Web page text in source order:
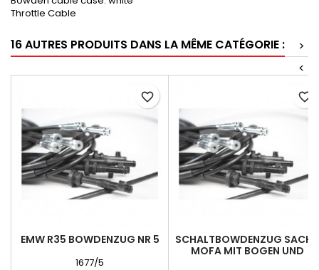
Throttle Cable
16 AUTRES PRODUITS DANS LA MÊME CATÉGORIE :
>
<
EMW R35 BOWDENZUG NR 5
1677/5
favorite_border
SCHALTBOWDENZUG SACHS
MOFA MIT BOGEN UND
favorite_border